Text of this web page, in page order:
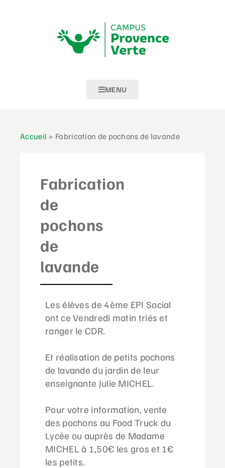
MENU
Accueil » Fabrication de pochons de lavande
Fabrication
de
pochons
de
lavande
Les élèves de 4ème EPI Social
ont ce Vendredi matin triés et
ranger le CDR.
Et réalisation de petits pochons
de lavande du jardin de leur
enseignante Julie MICHEL.
Pour votre information, vente
des pochons au Food Truck du
Lycée ou auprès de Madame
MICHEL à 1,50€ les gros et 1€
les petits.